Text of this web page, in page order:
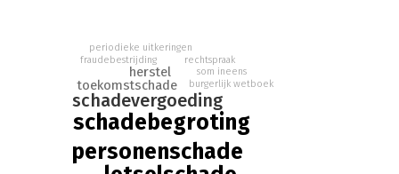
aansprakelijkheidsrecht werkelijk alleen om
schadevergoeding? Gaat het niet ook, misschien zelfs wel
primair, om herstel?, zo vroeg hij zich af.
Prof. mr. M.A. Loth zette dat debat voort in: Herstel in wat?
Over de vergoeding van letselschade. Het gaat er niet primair
om dat het slachtoffer wordt gebracht (lees: hersteld) in de
schadebegroting
personenschade
schadevergoeding
toekomstschade
herstel
fraudebestrijding
periodieke uitkeringen
rechtspraak
som ineens
burgerlijk wetboek